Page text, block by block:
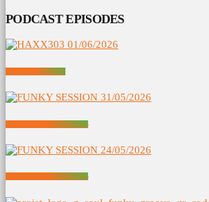
PODCAST EPISODES
HAXX303 01/06/2026
FUNKY SESSION 31/05/2026
FUNKY SESSION 24/05/2026